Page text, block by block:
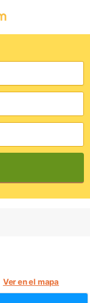
Ver en el mapa